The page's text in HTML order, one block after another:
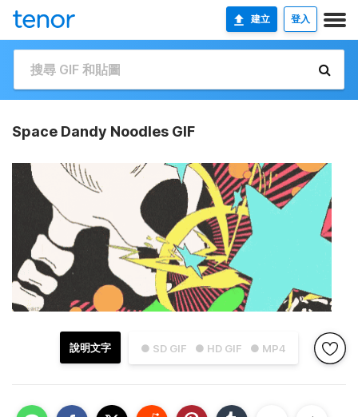
建立 登入
Space Dandy Noodles GIF
● SD GIF ● HD GIF ● MP4
說明文字